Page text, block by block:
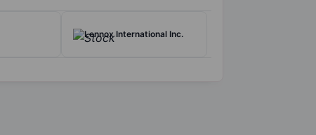
Lennox International Inc.